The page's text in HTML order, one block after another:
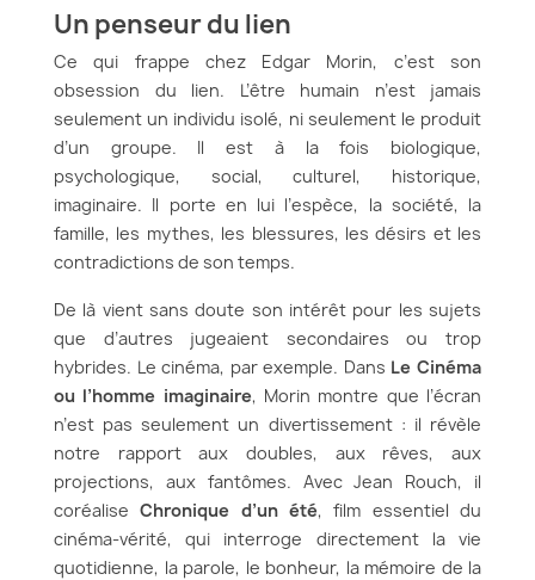
Un penseur du lien
Ce qui frappe chez Edgar Morin, c’est son
obsession du lien. L’être humain n’est jamais
seulement un individu isolé, ni seulement le produit
d’un groupe. Il est à la fois biologique,
psychologique, social, culturel, historique,
imaginaire. Il porte en lui l’espèce, la société, la
famille, les mythes, les blessures, les désirs et les
contradictions de son temps.
De là vient sans doute son intérêt pour les sujets
que d’autres jugeaient secondaires ou trop
hybrides. Le cinéma, par exemple. Dans Le Cinéma
ou l’homme imaginaire, Morin montre que l’écran
n’est pas seulement un divertissement : il révèle
notre rapport aux doubles, aux rêves, aux
projections, aux fantômes. Avec Jean Rouch, il
coréaliseChronique d’un été, film essentiel du
cinéma-vérité, qui interroge directement la vie
quotidienne, la parole, le bonheur, la mémoire de la